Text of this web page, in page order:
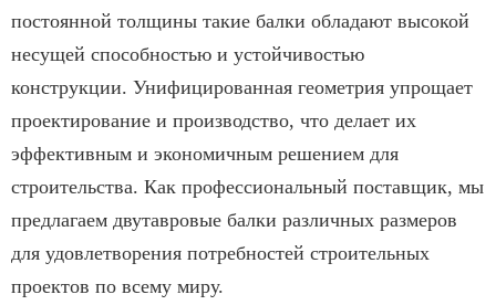
постоянной толщины такие балки обладают высокой
несущей способностью и устойчивостью
конструкции. Унифицированная геометрия упрощает
проектирование и производство, что делает их
эффективным и экономичным решением для
строительства. Как профессиональный поставщик, мы
предлагаем двутавровые балки различных размеров
для удовлетворения потребностей строительных
проектов по всему миру.